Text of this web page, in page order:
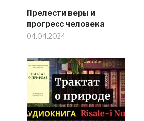
Прелести веры и
прогресс человека
04.04.2024